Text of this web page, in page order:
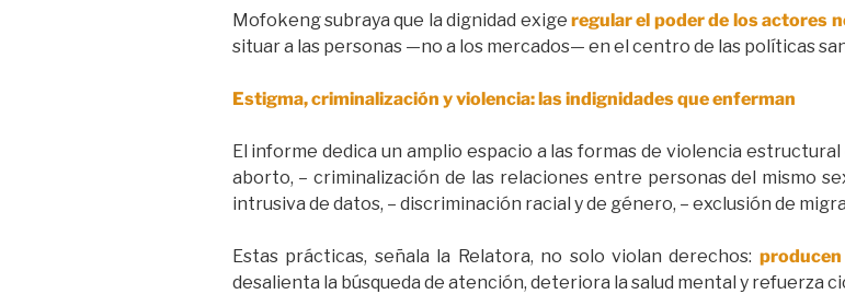
Mofokeng subraya que la dignidad exigeregular el poder de los actores
situar a las personas —no a los mercados— en el centro de las políticas
Estigma, criminalización y violencia: las indignidades que enferman
El informe dedica un amplio espacio a las formas de violencia
aborto, – criminalización de las relaciones entre personas del mismo
intrusiva de datos, – discriminación racial y de género, – exclusión de
Estas prácticas, señala la Relatora, no solo violan derechos:
desalienta la búsqueda de atención, deteriora la salud mental y refuerza